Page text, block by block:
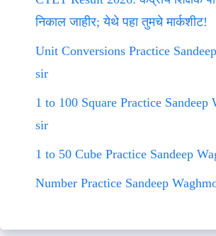
निकाल जाहीर; येथे पहा तुमचे मार्कशीट!
Unit Conversions Practice
sir
1 to 100 Square Practice Sandeep
sir
1 to 50 Cube Practice Sandeep
Number Practice Sandeep